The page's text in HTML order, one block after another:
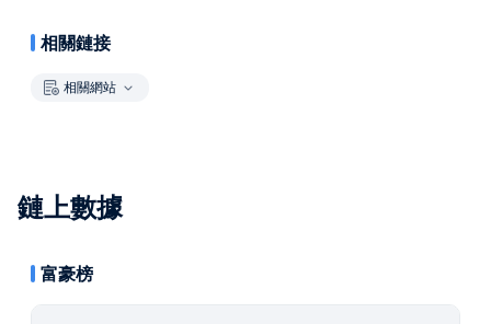
相關鏈接
相關網站
鏈上數據
富豪榜